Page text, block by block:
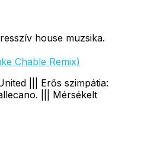
house muzsika.
Chable Remix)
||| Erős szimpátia:
||| Mérsékelt